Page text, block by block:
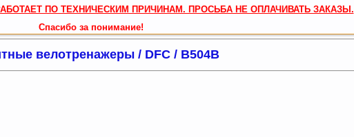
ПО ТЕХНИЧЕСКИМ ПРИЧИНАМ. ПРОСЬБА НЕ ОПЛАЧИВАТЬ ЗАКАЗЫ.
Спасибо за понимание!
велотренажеры / DFC / B504B